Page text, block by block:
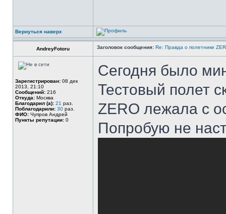
Вернуться наверх
AndreyFotoru Заголовок сообщения: Re: Правда о полетнике
Зарегистрирован: 08 дек
2013, 21:10
Сообщений: 216
Откуда: Москва
Благодарил (а): 21 раз.
Поблагодарили: 30 раз.
ФИО: Чупров Андрей
Пункты репутации: 0
Сегодня было
Тестовый полет
ZERO лежала с
Попробую не